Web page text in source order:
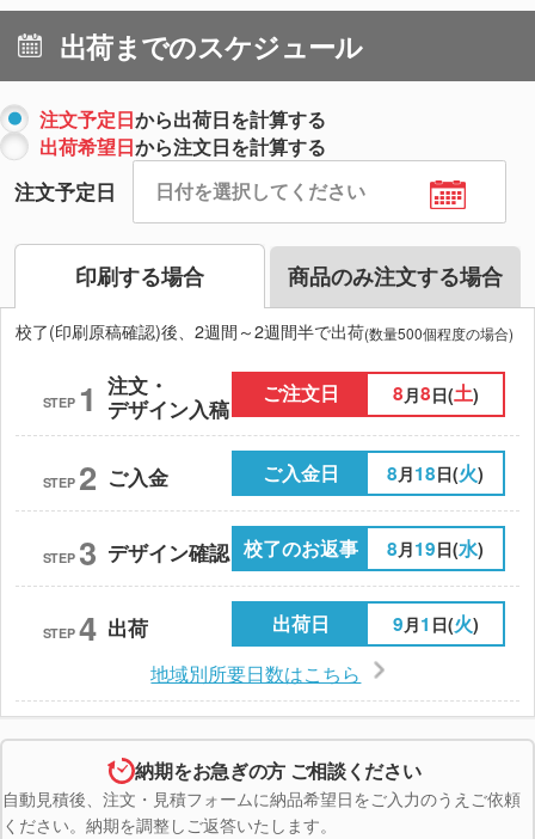
出荷までのスケジュール
注文予定日から出荷日を計算する
出荷希望日から注文日を計算する
注文予定日
印刷する場合 商品のみ注文する場合
校了(印刷原稿確認)後、2週間～2週間半で出荷(数量500個程度の場合)
STEP 1 注文・
デザイン入稿
ご注文日 8 月8日(土)
STEP 2 ご入金 ご入金日 8月18日(火)
STEP 3 デザイン確認 校了のお返事 8月19日(水)
STEP 4 出荷 出荷日 9月1 日(火)
地域別所要日数はこちら
納期をお急ぎの方 ご相談ください
自動見積後、注文・見積フォームに納品希望日をご入力のうえご依頼
ください。納期を調整しご返答いたします。